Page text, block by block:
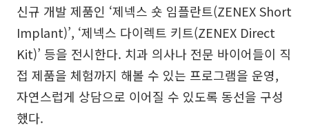
신규 개발 제품인 ‘제넥스 숏 임플란트(ZENEX Short
Implant)’, ‘제넥스 다이렉트 키트(ZENEX Direct
Kit)’ 등을 전시한다. 치과 의사나 전문 바이어들이 직
접 제품을 체험까지 해볼 수 있는 프로그램을 운영,
자연스럽게 상담으로 이어질 수 있도록 동선을 구성
했다.